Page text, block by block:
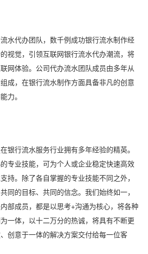
水代办团队，数千例成功银行流水制作经
视觉，引领互联网银行流水代办潮流，将
网体验。公司代办流水团队成员由多年从
成，在银行流水制作方面具备非凡的创意
力。
银行流水服务行业拥有多年经验的精英。
专业技能，可为个人或企业稳定快速高效
持。除了各自掌握的专业技能不同之外，
同的目标、共同的信念。我们始终如一，
部成员，都是以思考+沟通为核心，将各种
一体，以十二万分的热诚，将具有不断更
创意于一体的解决方案交付给每一位客